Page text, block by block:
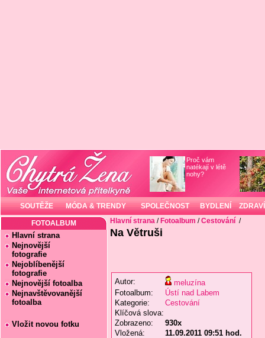
Proč vám
natékají v létě
nohy?
SOUTĚŽE MÓDA & TRENDY SPOLEČNOST BYDLENÍ ZDRAVÍ
FOTOALBUM
Hlavní strana
Nejnovější
fotografie
Nejoblíbenější
fotografie
Nejnovější fotoalba
Nejnavštěvovanější
fotoalba
Vložit novou fotku
Hlavní strana / Fotoalbum /Cestování /
Na Větruši
Autor:
meluzína
Fotoalbum:
Ústí nad Labem
Kategorie:
Cestování
Klíčová slova:
Zobrazeno:
930x
Vložená:
11.09.2011 09:51 hod.